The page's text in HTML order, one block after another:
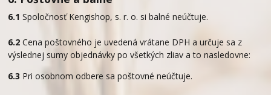
6.1 Spoločnosť Kengishop, s. r. o. si balné neúčtuje.
6.2 Cena poštovného je uvedená vrátane DPH a určuje sa z
výslednej sumy objednávky po všetkých zliav a to nasledovne:
6.3 Pri osobnom odbere sa poštovné neúčtuje.